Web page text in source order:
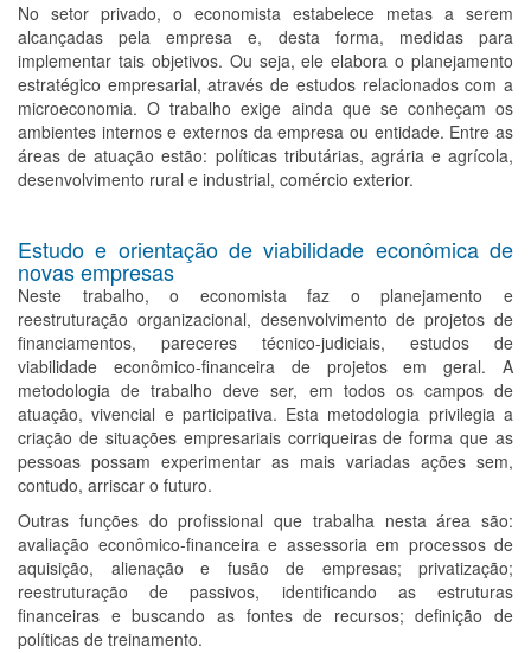
No setor privado, o economista estabelece metas a serem
alcançadas pela empresa e, desta forma, medidas para
implementar tais objetivos. Ou seja, ele elabora o planejamento
estratégico empresarial, através de estudos relacionados com a
microeconomia. O trabalho exige ainda que se conheçam os
ambientes internos e externos da empresa ou entidade. Entre as
áreas de atuação estão: políticas tributárias, agrária e agrícola,
desenvolvimento rural e industrial, comércio exterior.
Estudo e orientação de viabilidade econômica de
novas empresas
Neste trabalho, o economista faz o planejamento e
reestruturação organizacional, desenvolvimento de projetos de
financiamentos, pareceres técnico-judiciais, estudos de
viabilidade econômico-financeira de projetos em geral. A
metodologia de trabalho deve ser, em todos os campos de
atuação, vivencial e participativa. Esta metodologia privilegia a
criação de situações empresariais corriqueiras de forma que as
pessoas possam experimentar as mais variadas ações sem,
contudo, arriscar o futuro.
Outras funções do profissional que trabalha nesta área são:
avaliação econômico-financeira e assessoria em processos de
aquisição, alienação e fusão de empresas; privatização;
reestruturação de passivos, identificando as estruturas
financeiras e buscando as fontes de recursos; definição de
políticas de treinamento.